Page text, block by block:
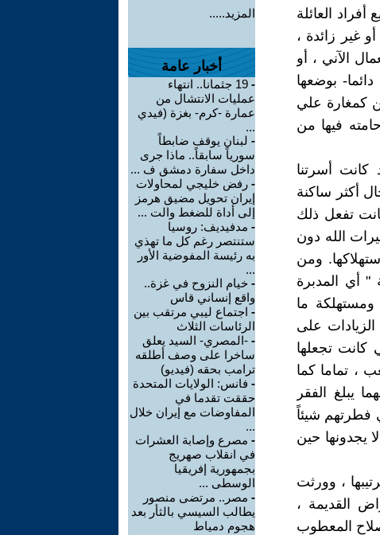
العائلة
غير زائدة ،
الآني ، أو
بوضعها
كمغارة علي
فيها من
كانت أسرتنا
أكثر ساكنة
تفعل ذلك
الله دون
ومن
" أي المدبرة
ومستهلكة ما
على
كانت تجعلها
، تماما كما
يبلغ الفقر
فطرتهم شيئاً
يجدونها حين
، وورثت
القديمة ،
المعطوب
المزيد.....
أخبار عامة
-
19 جثمانا.. انتهاء
عمليات الانتشال من
عمارة -كرم- بغزة (فيدي
...
- لبنان يوقف ضابطاً
سورياً سابقاً.. ماذا جرى
داخل سفارة دمشق ف ...
- رفض خليجي لمحاولات
إيران تحويل مضيق هرمز
إلى أداة للضغط والت ...
- مدفيديف: روسيا
ستنتصر رغم كل ما تهذي
به رئيسة المفوضية الأور
...
- خيام النزوح في غزة..
واقع إنساني قاس
- اجتماع ليبي مرتقب بين
الرئاسات الثلاث
- -المصري- السيد يعلق
ساخرا على وصف أطلقه
ترامب بحقه (فيديو)
- فانس: الولايات المتحدة
حققت تقدما في
المفاوضات مع إيران خلال
...
- مصرع وإصابة العشرات
في انقلاب صهريج
بجمهورية إفريقيا
الوسطى ...
- مصر.. مرتضى منصور
يطالب السيسي بالثأر بعد
هجوم دمياط